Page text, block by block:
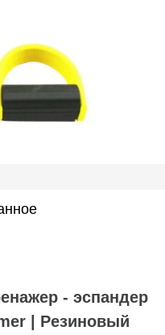
- эспандер
| Резиновый